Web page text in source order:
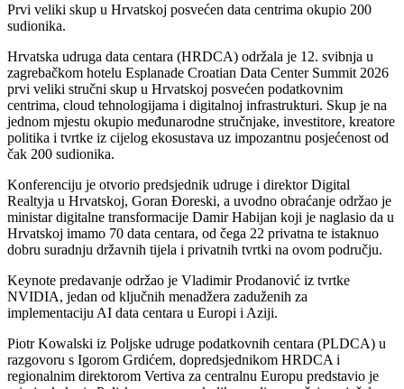
Prvi veliki skup u Hrvatskoj posvećen data centrima okupio 200
sudionika.
Hrvatska udruga data centara (HRDCA) održala je 12. svibnja u
zagrebačkom hotelu Esplanade Croatian Data Center Summit 2026
prvi veliki stručni skup u Hrvatskoj posvećen podatkovnim
centrima, cloud tehnologijama i digitalnoj infrastrukturi. Skup je na
jednom mjestu okupio međunarodne stručnjake, investitore, kreatore
politika i tvrtke iz cijelog ekosustava uz impozantnu posjećenost od
čak 200 sudionika.
Konferenciju je otvorio predsjednik udruge i direktor Digital
Realtyja u Hrvatskoj, Goran Đoreski, a uvodno obraćanje održao je
ministar digitalne transformacije Damir Habijan koji je naglasio da u
Hrvatskoj imamo 70 data centara, od čega 22 privatna te istaknuo
dobru suradnju državnih tijela i privatnih tvrtki na ovom području.
Keynote predavanje održao je Vladimir Prodanović iz tvrtke
NVIDIA, jedan od ključnih menadžera zaduženih za
implementaciju AI data centara u Europi i Aziji.
Piotr Kowalski iz Poljske udruge podatkovnih centara (PLDCA) u
razgovoru s Igorom Grdićem, dopredsjednikom HRDCA i
regionalnim direktorom Vertiva za centralnu Europu predstavio je